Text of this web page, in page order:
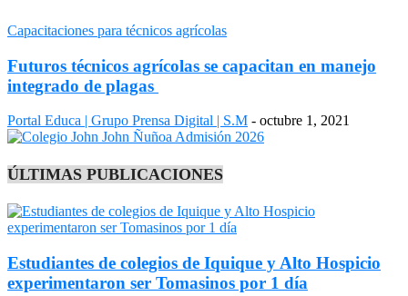
Capacitaciones para técnicos agrícolas
Futuros técnicos agrícolas se capacitan en manejo
integrado de plagas
Portal Educa | Grupo Prensa Digital | S.M - octubre 1, 2021
ÚLTIMAS PUBLICACIONES
Estudiantes de colegios de Iquique y Alto Hospicio
experimentaron ser Tomasinos por 1 día